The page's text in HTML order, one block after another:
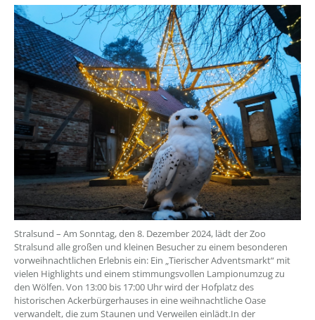
??? absaetzeOben[1]/titel ???
Stralsund – Am Sonntag, den 8. Dezember 2024, lädt der Zoo
Stralsund alle großen und kleinen Besucher zu einem besonderen
vorweihnachtlichen Erlebnis ein: Ein „Tierischer Adventsmarkt“ mit
vielen Highlights und einem stimmungsvollen Lampionumzug zu
den Wölfen. Von 13:00 bis 17:00 Uhr wird der Hofplatz des
historischen Ackerbürgerhauses in eine weihnachtliche Oase
verwandelt, die zum Staunen und Verweilen einlädt.In der